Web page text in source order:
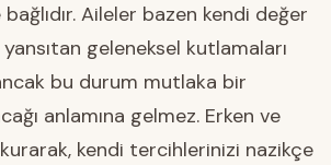
Aileler bazen kendi değer
geleneksel kutlamaları
bu durum mutlaka bir
anlamına gelmez. Erken ve
kendi tercihlerinizi nazikçe